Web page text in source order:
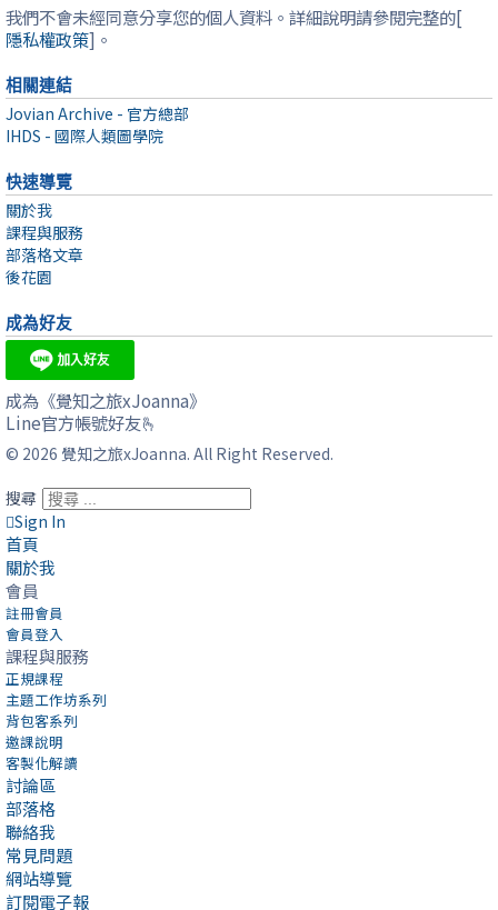
我們不會未經同意分享您的個人資料。詳細說明請參閱完整的[
隱私權政策]。
相關連結
Jovian Archive - 官方總部
IHDS - 國際人類圖學院
快速導覽
關於我
課程與服務
部落格文章
後花園
成為好友
成為《覺知之旅xJoanna》
Line官方帳號好友🫰
© 2026 覺知之旅xJoanna. All Right Reserved.
搜尋
Sign In
首頁
關於我
會員
註冊會員
會員登入
課程與服務
正規課程
主題工作坊系列
背包客系列
邀課說明
客製化解讀
討論區
部落格
聯絡我
常見問題
網站導覽
訂閱電子報